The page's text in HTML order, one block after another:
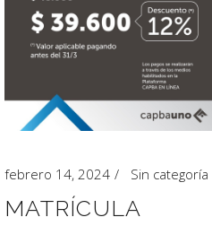
febrero 14, 2024 Sin categoría
MATRÍCULA